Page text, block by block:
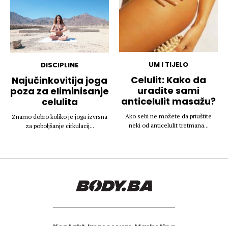
DISCIPLINE
Najučinkovitija joga
poza za eliminisanje
celulita
Znamo dobro koliko je joga izvrsna
za poboljšanje cirkulacij...
UM I TIJELO
Celulit: Kako da
uradite sami
anticelulit masažu?
Ako sebi ne možete da priuštite
neki od anticelulit tretmana...